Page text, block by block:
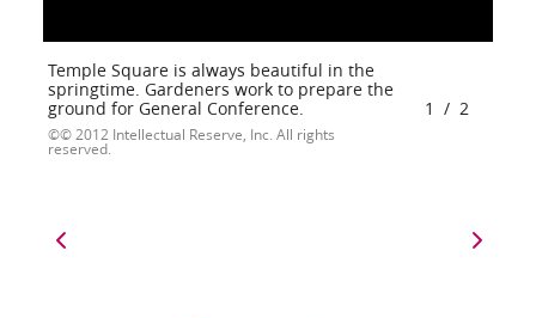
Temple Square is always beautiful in the
springtime. Gardeners work to prepare the
ground for General Conference.
© 2012 Intellectual Reserve, Inc. All rights
reserved.
1 / 2